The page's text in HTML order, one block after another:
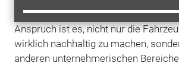
sagt Reiner Eckhardt, CEO von
Anspruch ist es, nicht nur die
wirklich nachhaltig zu machen,
anderen unternehmerischen